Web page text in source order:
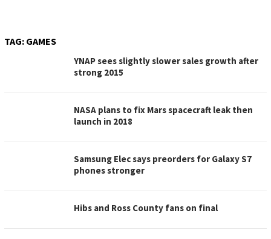
TAG: GAMES
YNAP sees slightly slower sales growth after
strong 2015
NASA plans to fix Mars spacecraft leak then
launch in 2018
Samsung Elec says preorders for Galaxy S7
phones stronger
Hibs and Ross County fans on final